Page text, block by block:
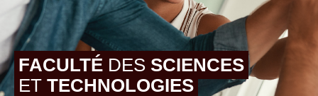
FACULTÉ DES SCIENCES
ET TECHNOLOGIES